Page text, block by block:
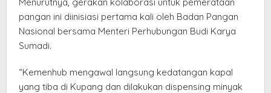
pangan ini diinisiasi pertama kali oleh Badan Pangan
Nasional bersama Menteri Perhubungan Budi Karya
Sumadi.
“Kemenhub mengawal langsung kedatangan kapal
yang tiba di Kupang dan dilakukan dispensing minyak